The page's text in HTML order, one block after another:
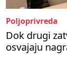
Poljoprivreda
Dok drugi
osvajaju